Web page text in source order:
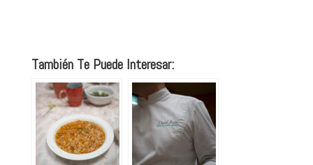
También Te Puede Interesar: